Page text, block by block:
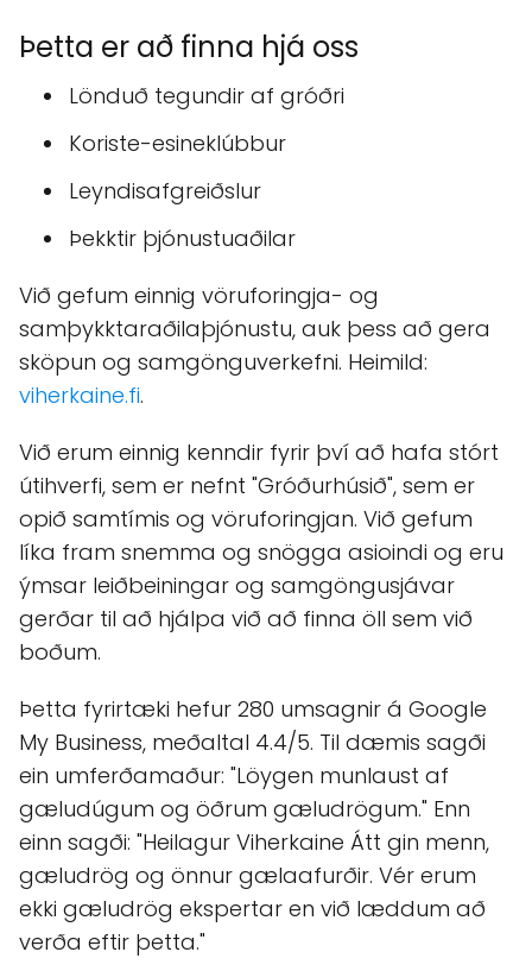
Þetta er að finna hjá oss
Lönduð tegundir af gróðri
Koriste-esineklúbbur
Leyndisafgreiðslur
Þekktir þjónustuaðilar
Við gefum einnig vöruforingja- og
samþykktaraðilaþjónustu, auk þess að gera
sköpun og samgönguverkefni. Heimild:
viherkaine.fi.
Við erum einnig kenndir fyrir því að hafa stórt
útihverfi, sem er nefnt "Gróðurhúsið", sem er
opið samtímis og vöruforingjan. Við gefum
líka fram snemma og snögga asioindi og eru
ýmsar leiðbeiningar og samgöngusjávar
gerðar til að hjálpa við að finna öll sem við
boðum.
Þetta fyrirtæki hefur 280 umsagnir á Google
My Business, meðaltal 4.4/5. Til dæmis sagði
ein umferðamaður: "Löygen munlaust af
gæludúgum og öðrum gæludrögum." Enn
einn sagði: "Heilagur Viherkaine Átt gin menn,
gæludrög og önnur gælaafurðir. Vér erum
ekki gæludrög ekspertar en við læddum að
verða eftir þetta."